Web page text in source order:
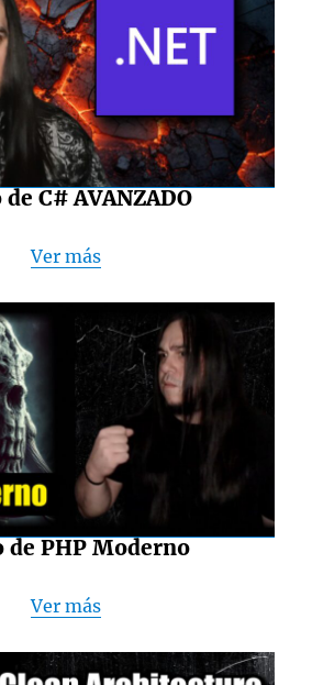
C# AVANZADO
Ver más
de PHP Moderno
Ver más